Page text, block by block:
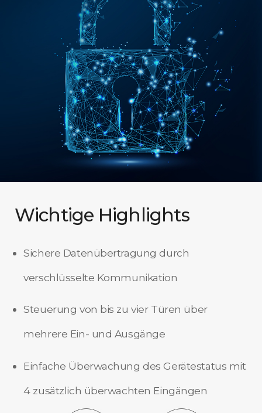
Wichtige Highlights
Sichere Datenübertragung durch
verschlüsselte Kommunikation
Steuerung von bis zu vier Türen über
mehrere Ein- und Ausgänge
Einfache Überwachung des Gerätestatus mit
4 zusätzlich überwachten Eingängen